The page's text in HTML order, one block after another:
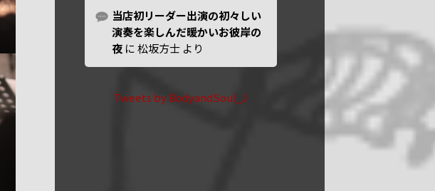
当店初リーダー出演の初々しい
演奏を楽しんだ暖かいお彼岸の
夜 に松坂方士 より
Tweets by BodyandSoul_J